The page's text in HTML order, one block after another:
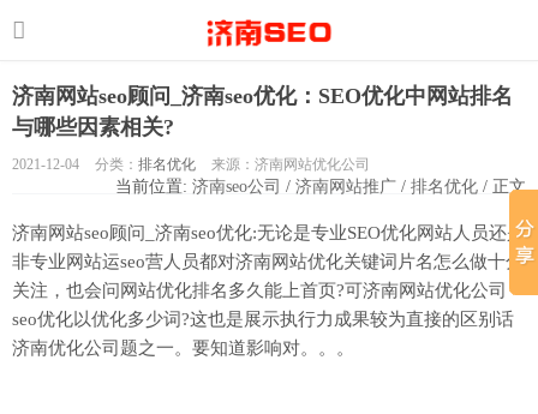
济南网站seo顾问_济南seo优化：SEO优化中网站排名
与哪些因素相关?
2021-12-04 分类： 排名优化 来源：济南网站优化公司
当前位置: 济南seo公司 / 济南网站推广 / 排名优化 / 正文
济南网站seo顾问_济南seo优化:无论是专业SEO优化网站人员还是
非专业网站运seo营人员都对济南网站优化关键词片名怎么做十分
关注，也会问网站优化排名多久能上首页?可济南网站优化公司
seo优化以优化多少词?这也是展示执行力成果较为直接的区别话
济南优化公司题之一。要知道影响对。。。